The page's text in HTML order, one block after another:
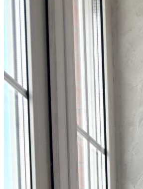
Покупателям
Возврат товара
Политика
Согласие посетителя сайта
О нас
Контакты
Отзывы
О бренде ADELOVE